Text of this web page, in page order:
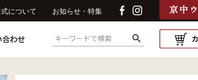
について お知らせ・特集
わせ 検索